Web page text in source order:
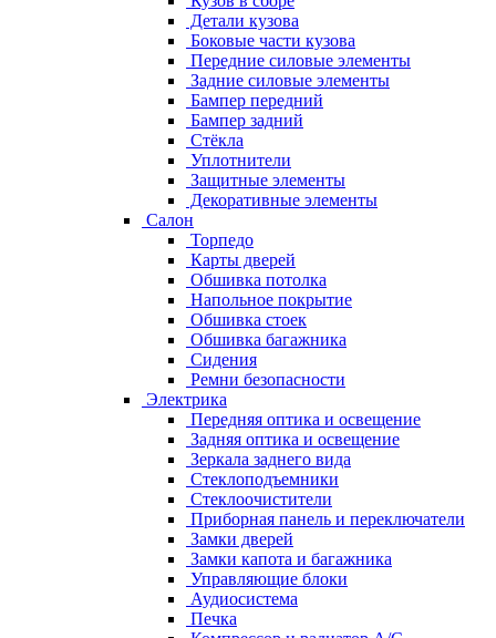
Детали кузова
Боковые части кузова
Передние силовые элементы
Задние силовые элементы
Бампер передний
Бампер задний
Стёкла
Уплотнители
Защитные элементы
Декоративные элементы
Салон
Торпедо
Карты дверей
Обшивка потолка
Напольное покрытие
Обшивка стоек
Обшивка багажника
Сидения
Ремни безопасности
Электрика
Передняя оптика и освещение
Задняя оптика и освещение
Зеркала заднего вида
Стеклоподъемники
Стеклоочистители
Приборная панель и переключатели
Замки дверей
Замки капота и багажника
Управляющие блоки
Аудиосистема
Печка